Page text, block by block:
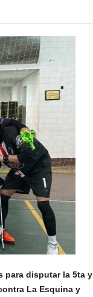
para disputar la 5ta y
La Esquina y